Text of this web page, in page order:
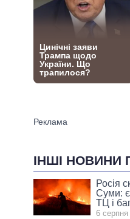
ІНШІ НОВИНИ
Росія
Суми:
ТЦ і
6